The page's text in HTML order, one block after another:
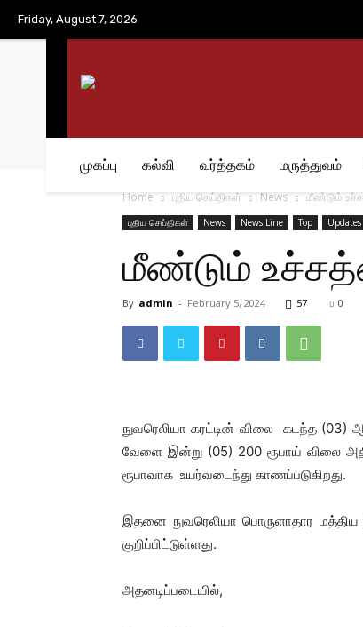
Friday, August 7, 2026
முகப்பு கல்வி வர்த்தகம் மருத்துவம்
Home புதிய செய்திகள் News மீண்டும்
புதிய செய்திகள் News News Line Top Updates
மீண்டும்
By admin - February 5, 2024 57 0
நுவரெலியா கரட்டின் விலை கடந்த
வேளை இன்று (05) 200 ரூபாய் விலை
ரூபாவாக உயர்வடைந்து காணப்படுகிறது.
இதனை நுவரெலியா பொருளாதார மத்திய
குறிப்பிட்டுள்ளது.
அதனடிப்படையில்,